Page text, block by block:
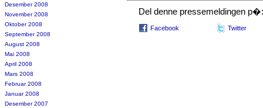
Desember 2008
November 2008
Oktober 2008
September 2008
August 2008
Mai 2008
April 2008
Mars 2008
Februar 2008
Januar 2008
Desember 2007
Del denne pressemeldingen p�:
Facebook Twitter